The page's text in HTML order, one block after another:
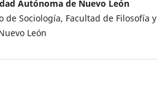
Autónoma de Nuevo León
de Sociología, Facultad de Filosofía y
León